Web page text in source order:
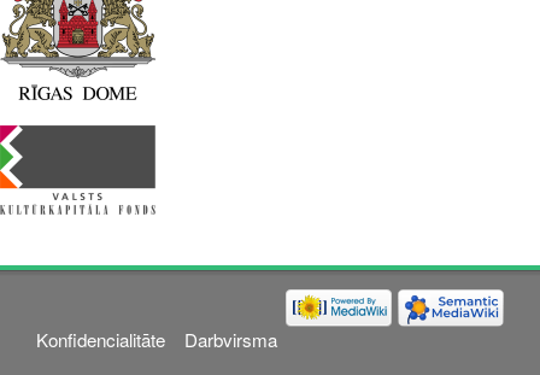
Konfidencialitāte
Darbvirsma